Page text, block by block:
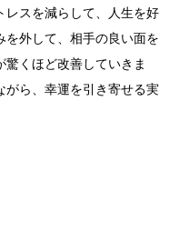
レスを減らして、人生を好
を外して、相手の良い面を
驚くほど改善していきま
がら、幸運を引き寄せる実